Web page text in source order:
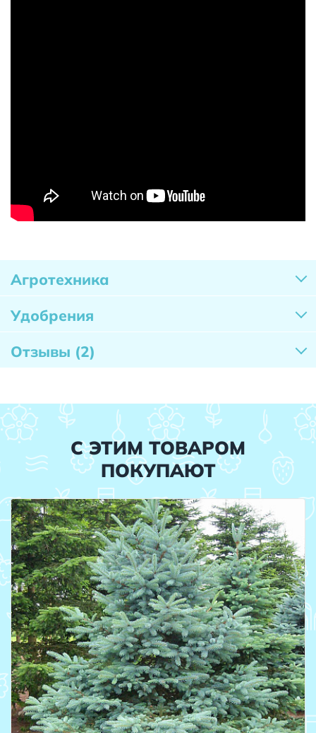
Агротехника
Удобрения
Отзывы (2)
С ЭТИМ ТОВАРОМ
ПОКУПАЮТ